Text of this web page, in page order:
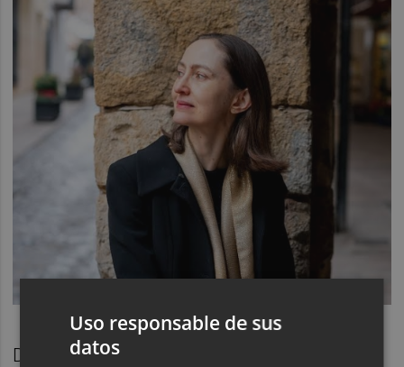
De hecho, algunas de las composiciones
Uso responsable de sus
datos